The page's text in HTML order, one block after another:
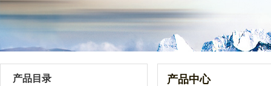
产品目录 产品中心